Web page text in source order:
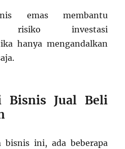
emas membantu
risiko investasi
hanya mengandalkan
Bisnis Jual Beli
bisnis ini, ada beberapa